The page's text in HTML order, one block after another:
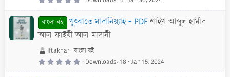
0
s
t
a
r
s
)
বাংলা বই খুৎবাতে মাদানিয়্যাহ - PDFশাইখ আব্দুল হামীদ
আল-ফাইযী আল-মাদানী
Iftakhar বাংলা বই
0
0
Downloads 18 Jan 15, 2024